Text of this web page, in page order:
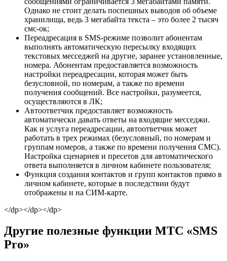
Однако не стоит делать поспешных выводов об объеме
хранилища, ведь 3 мегабайта текста – это более 2 тысяч
смс-ок;
Переадресация в SMS-режиме позволит абонентам
выполнять автоматическую пересылку входящих
текстовых месседжей на другие, заранее установленные,
номера. Абонентам предоставляется возможность
настройки переадресации, которая может быть
безусловной, по номерам, а также по времени
получения сообщений. Все настройки, разумеется,
осуществляются в ЛК;
Автоответчик предоставляет возможность
автоматически давать ответы на входящие месседжи.
Как и услуга переадресации, автоответчик может
работать в трех режимах (безусловный, по номерам и
группам номеров, а также по времени получения СМС).
Настройка сценариев и пресетов для автоматического
ответа выполняется в личном кабинете пользователя;
Функция создания контактов и групп контактов прямо в
личном кабинете, которые в последствии будут
отображены и на СИМ-карте.
</dp></dp></dp>
Другие полезные функции МТС «SMS
Pro»